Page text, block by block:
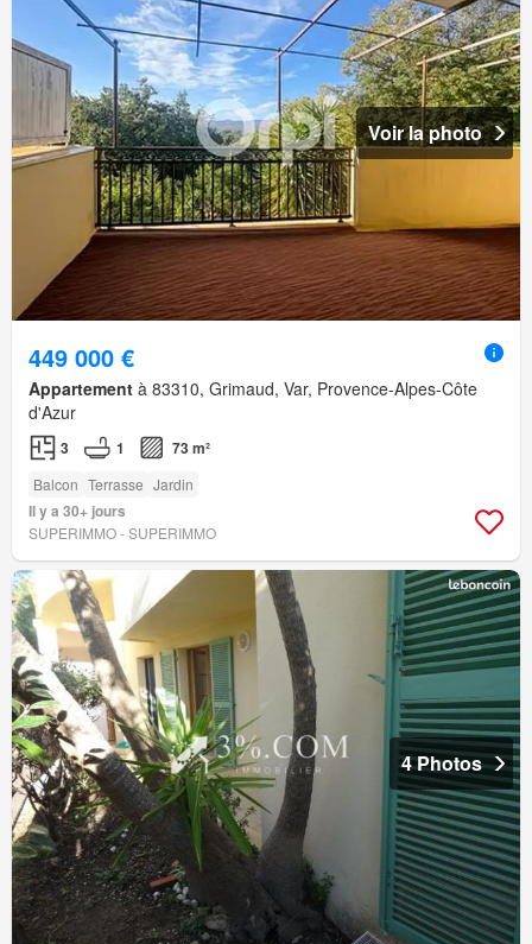
Voir la photo
449 000 €
Appartement à 83310, Grimaud, Var, Provence-Alpes-Côte
d'Azur
3 1 73 m²
Balcon Terrasse Jardin
Il y a 30+ jours
SUPERIMMO - SUPERIMMO
4 Photos